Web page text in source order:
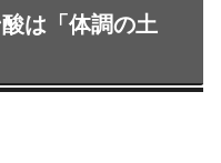
は「体調の土